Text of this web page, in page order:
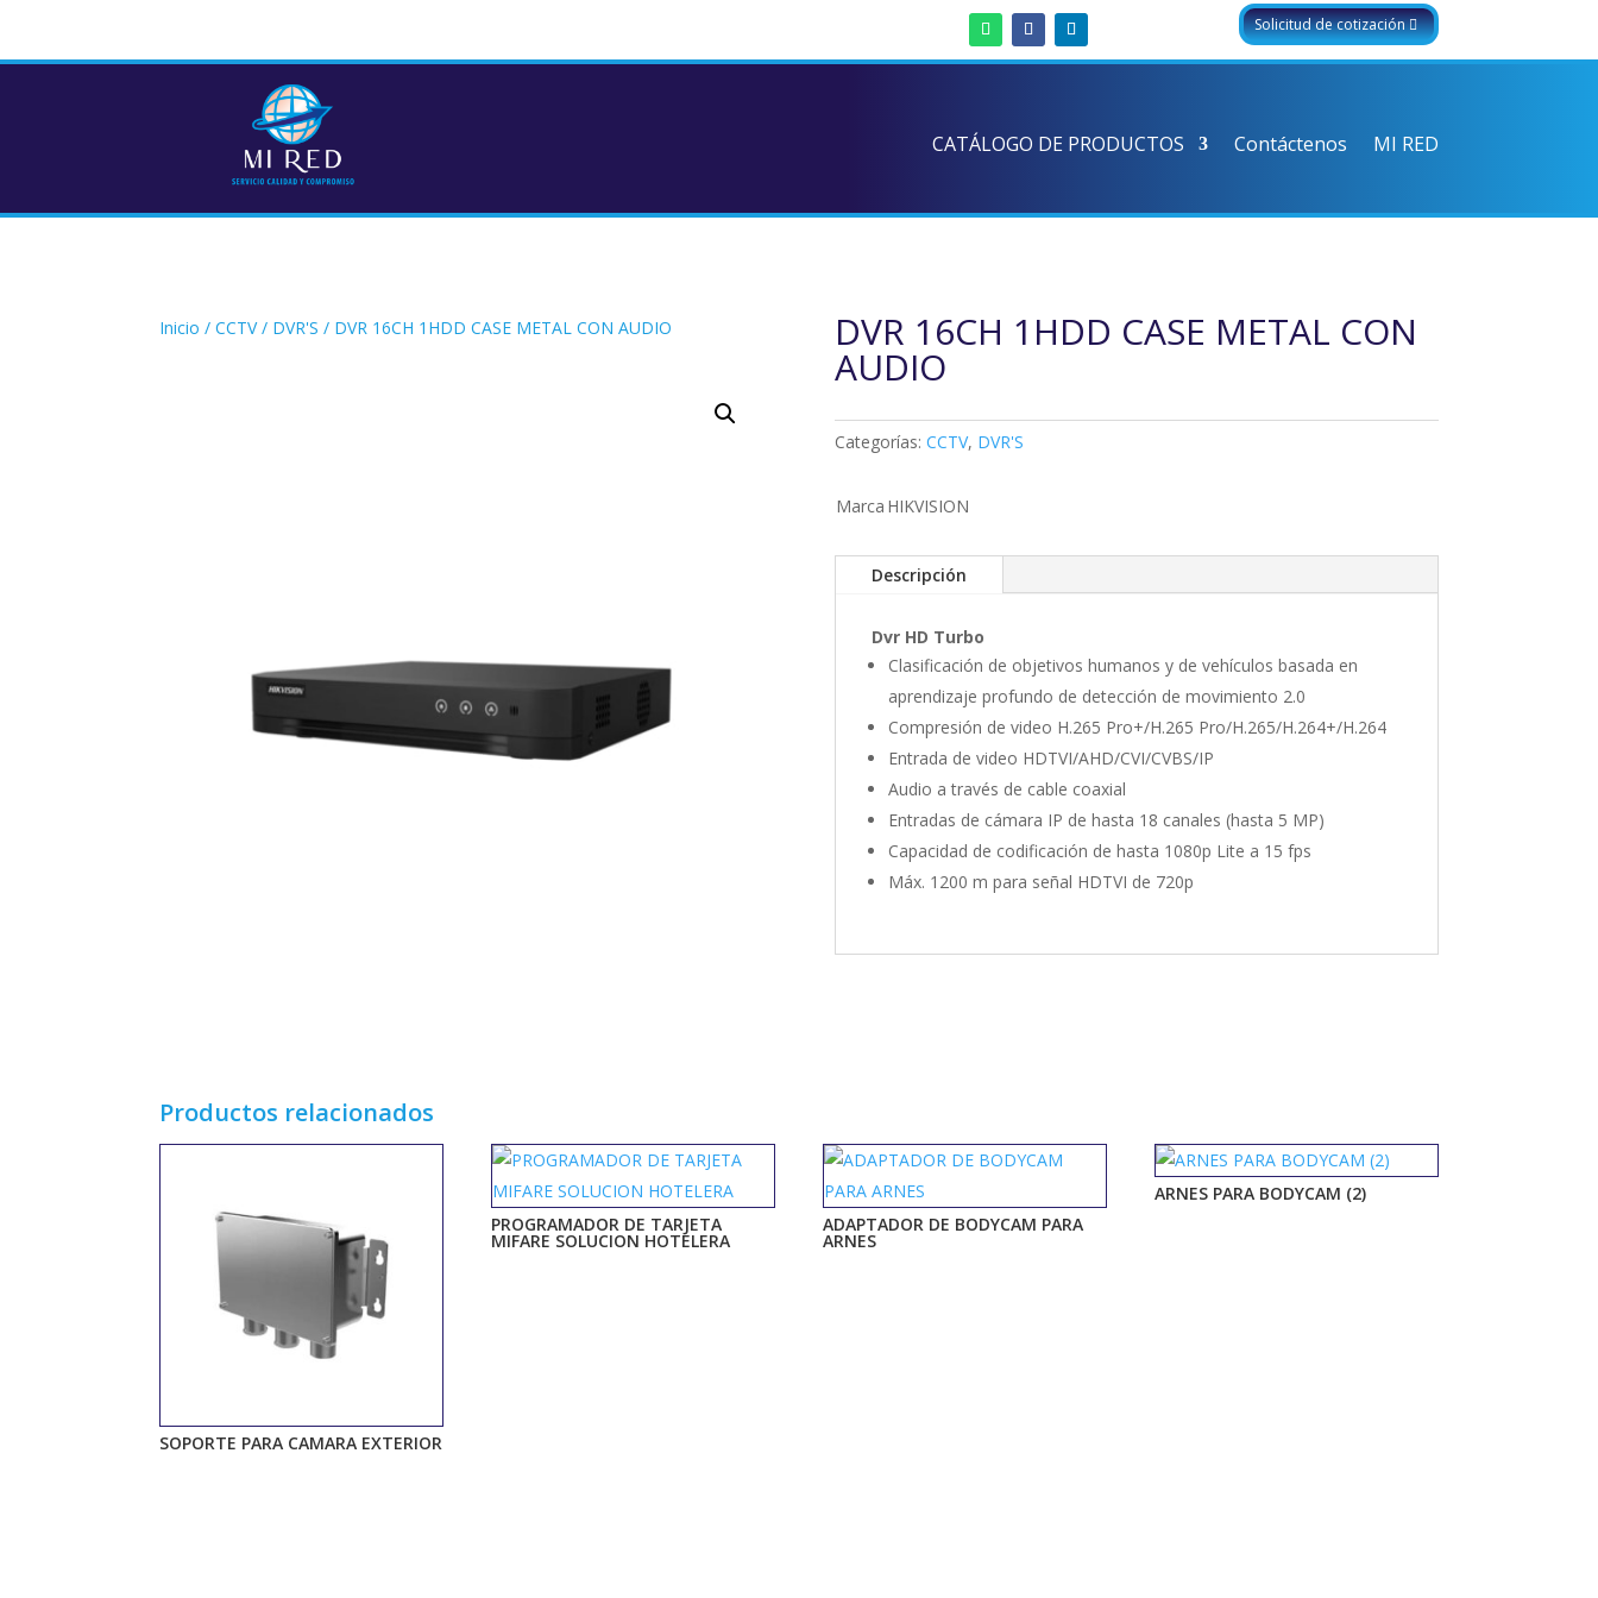
Solicitud de cotización
CATÁLOGO DE PRODUCTOS Contáctenos MI RED
Inicio /CCTV/ DVR'S / DVR 16CH 1HDD CASE METAL CON AUDIO DVR 16CH 1HDD CASE METAL CON
AUDIO
Categorías: CCTV, DVR'S
Marca HIKVISION
Descripción
Dvr HD Turbo
Clasificación de objetivos humanos y de vehículos basada en
aprendizaje profundo de detección de movimiento 2.0
Compresión de video H.265 Pro+/H.265 Pro/H.265/H.264+/H.264
Entrada de video HDTVI/AHD/CVI/CVBS/IP
Audio a través de cable coaxial
Entradas de cámara IP de hasta 18 canales (hasta 5 MP)
Capacidad de codificación de hasta 1080p Lite a 15 fps
Máx. 1200 m para señal HDTVI de 720p
Productos relacionados
SOPORTE PARA CAMARA EXTERIOR
PROGRAMADOR DE TARJETA
MIFARE SOLUCION HOTELERA
ADAPTADOR DE BODYCAM PARA
ARNES
ARNES PARA BODYCAM (2)